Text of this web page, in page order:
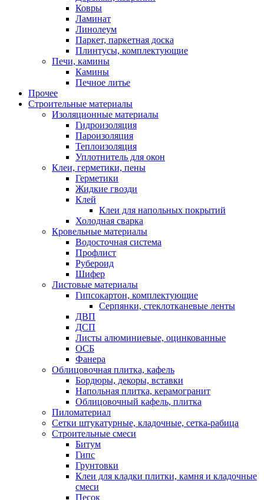
Ковры
Ламинат
Линолеум
Паркет, паркетная доска
Плинтусы, комплектующие
Печи, камины
Камины
Печное литье
Прочее
Строительные материалы
Изоляционные материалы
Гидроизоляция
Пароизоляция
Теплоизоляция
Уплотнитель для окон
Клеи, герметики, пены
Герметики
Жидкие гвозди
Клей
Клеи для напольных покрытий
Холодная сварка
Кровельные материалы
Водосточная система
Профлист
Рубероид
Шифер
Листовые материалы
Гипсокартон, комплектующие
Серпянки, стеклотканевые ленты
ДВП
ДСП
Листы алюминиевые, оцинкованные
ОСБ
Фанера
Облицовочная плитка, кафель
Бордюры, декоры, вставки
Напольная плитка, керамогранит
Облицовочный кафель, плитка
Пиломатериал
Сетки штукатурные, кладочные, сетка-рабица
Строительные смеси
Битум
Гипс
Грунтовки
Клеи для кладки плитки, камня и кладочные
смеси
Песок